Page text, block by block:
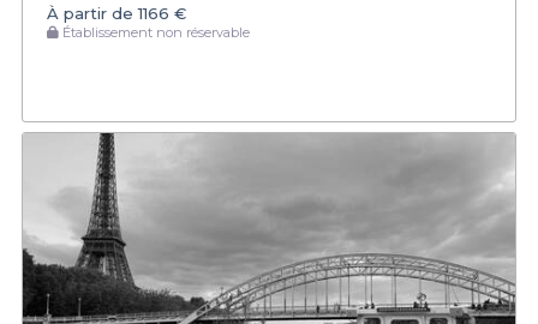
À partir de1166 €
Établissement non réservable